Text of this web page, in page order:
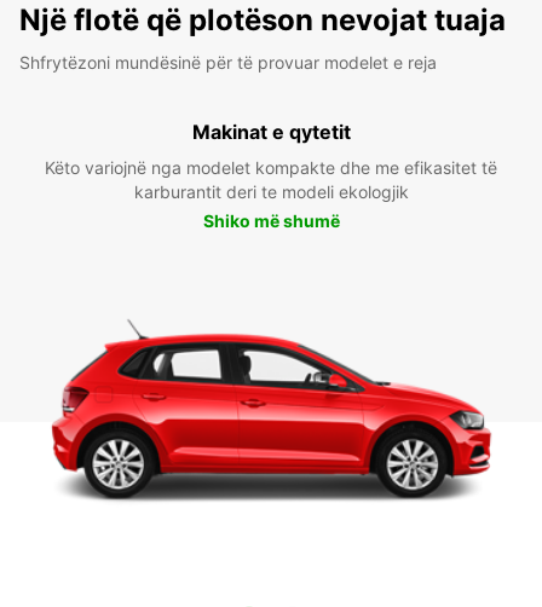
Një flotë që plotëson nevojat tuaja
Shfrytëzoni mundësinë për të provuar modelet e reja
Makinat e qytetit
Këto variojnë nga modelet kompakte dhe me efikasitet të
karburantit deri te modeli ekologjik
Shiko më shumë